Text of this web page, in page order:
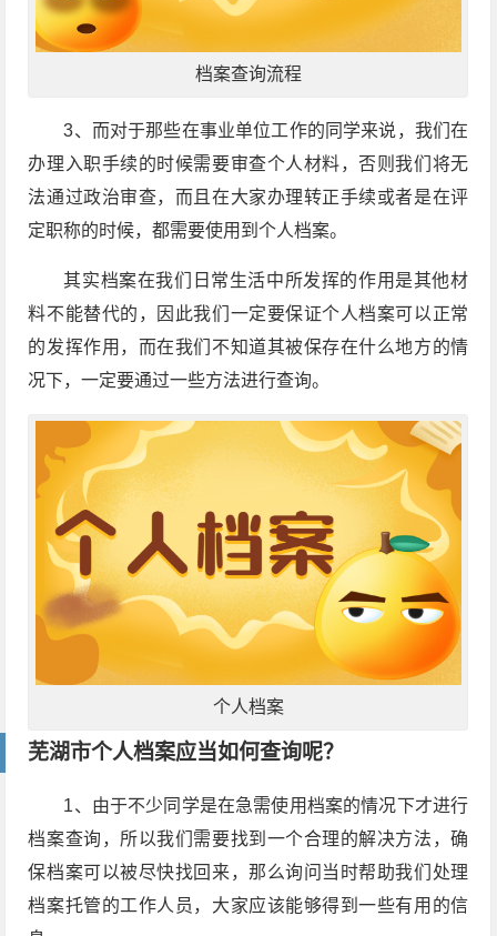
档案查询流程
3、而对于那些在事业单位工作的同学来说，我们在
办理入职手续的时候需要审查个人材料，否则我们将无
法通过政治审查，而且在大家办理转正手续或者是在评
定职称的时候，都需要使用到个人档案。
其实档案在我们日常生活中所发挥的作用是其他材
料不能替代的，因此我们一定要保证个人档案可以正常
的发挥作用，而在我们不知道其被保存在什么地方的情
况下，一定要通过一些方法进行查询。
个人档案
芜湖市个人档案应当如何查询呢？
1、由于不少同学是在急需使用档案的情况下才进行
档案查询，所以我们需要找到一个合理的解决方法，确
保档案可以被尽快找回来，那么询问当时帮助我们处理
档案托管的工作人员，大家应该能够得到一些有用的信